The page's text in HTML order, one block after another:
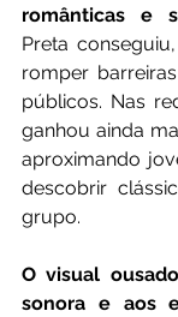
românticas e
Preta
romper
públicos. Nas
ganhou ainda
aproximando
descobrir
grupo.
O visual
sonora e aos